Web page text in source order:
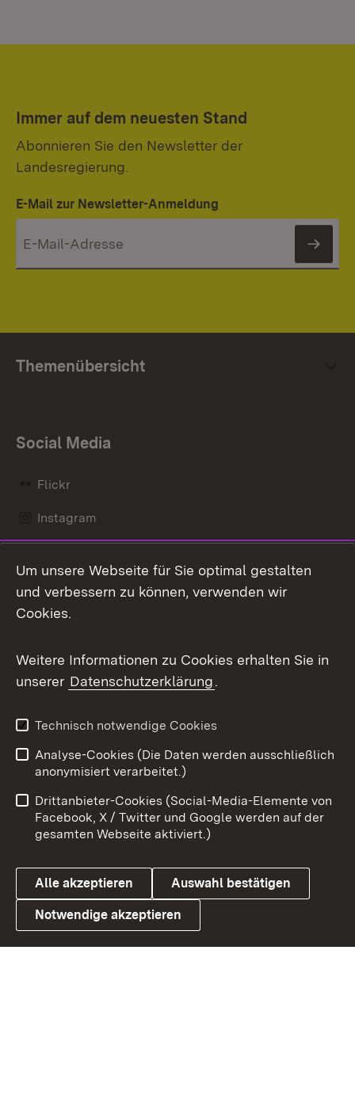
Immer auf dem neuesten Stand
Abonnieren Sie den Newsletter der
Landesregierung.
E-Mail zur Newsletter-Anmeldung
Themenübersicht
Social Media
Flickr
Instagram
Mastodon
Messenger
Social Wall
X / Twitter
Youtube
Link zum Landesportal
Benutzungshinweise
Barrierefreiheit
Datenschutz
Cookies
Um unsere Webseite für Sie optimal gestalten
und verbessern zu können, verwenden wir
Cookies.
Weitere Informationen zu Cookies erhalten Sie in
unserer Datenschutzerklärung.
Technisch notwendige Cookies
Analyse-Cookies (Die Daten werden ausschließlich
anonymisiert verarbeitet.)
Drittanbieter-Cookies (Social-Media-Elemente von
Facebook, X / Twitter und Google werden auf der
gesamten Webseite aktiviert.)
Alle akzeptieren Auswahl bestätigen
Notwendige akzeptieren